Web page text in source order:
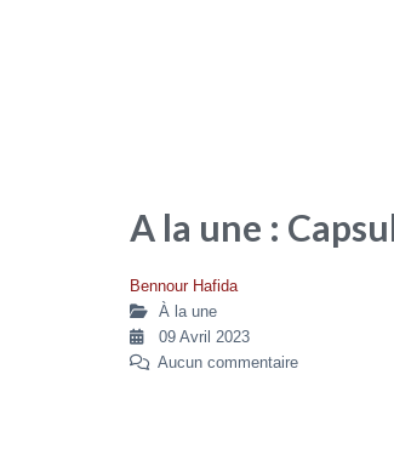
A la une :
Bennour Hafida
À la une
09 Avril 2023
Aucun commentaire